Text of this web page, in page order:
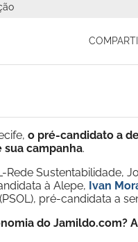
o pré-candidato a
sua campanha.
Rede Sustentabilidade,
à Alepe, Ivan
pré-candidata a
do Jamildo.com?